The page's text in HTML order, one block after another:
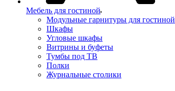
Мебель для гостиной
Модульные гарнитуры для гостиной
Шкафы
Угловые шкафы
Витрины и буфеты
Тумбы под ТВ
Полки
Журнальные столики